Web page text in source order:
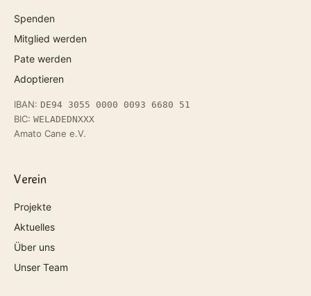
Spenden
Mitglied werden
Pate werden
Adoptieren
IBAN: DE94 3055 0000 0093 6680 51
BIC: WELADEDNXXX
Amato Cane e.V.
Verein
Projekte
Aktuelles
Über uns
Unser Team